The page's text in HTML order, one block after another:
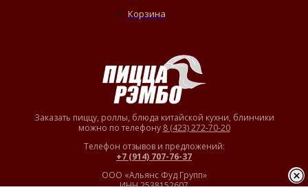
Заказать пиццу, роллы, блюда китайской кухни, блинчики
можно по телефону 8 (423) 272-70-20
Телефон отзывов и предложений:
+7 (914) 707-76-37
ООО «Альянс Фуд Групп»
Корзина